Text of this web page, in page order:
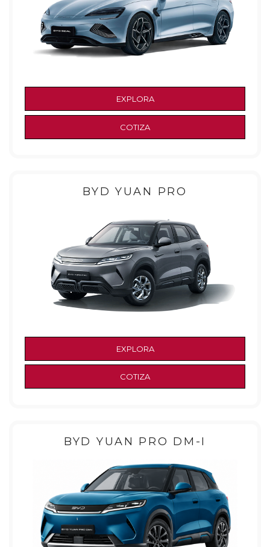
EXPLORA
COTIZA
BYD YUAN PRO
EXPLORA
COTIZA
BYD YUAN PRO DM-I